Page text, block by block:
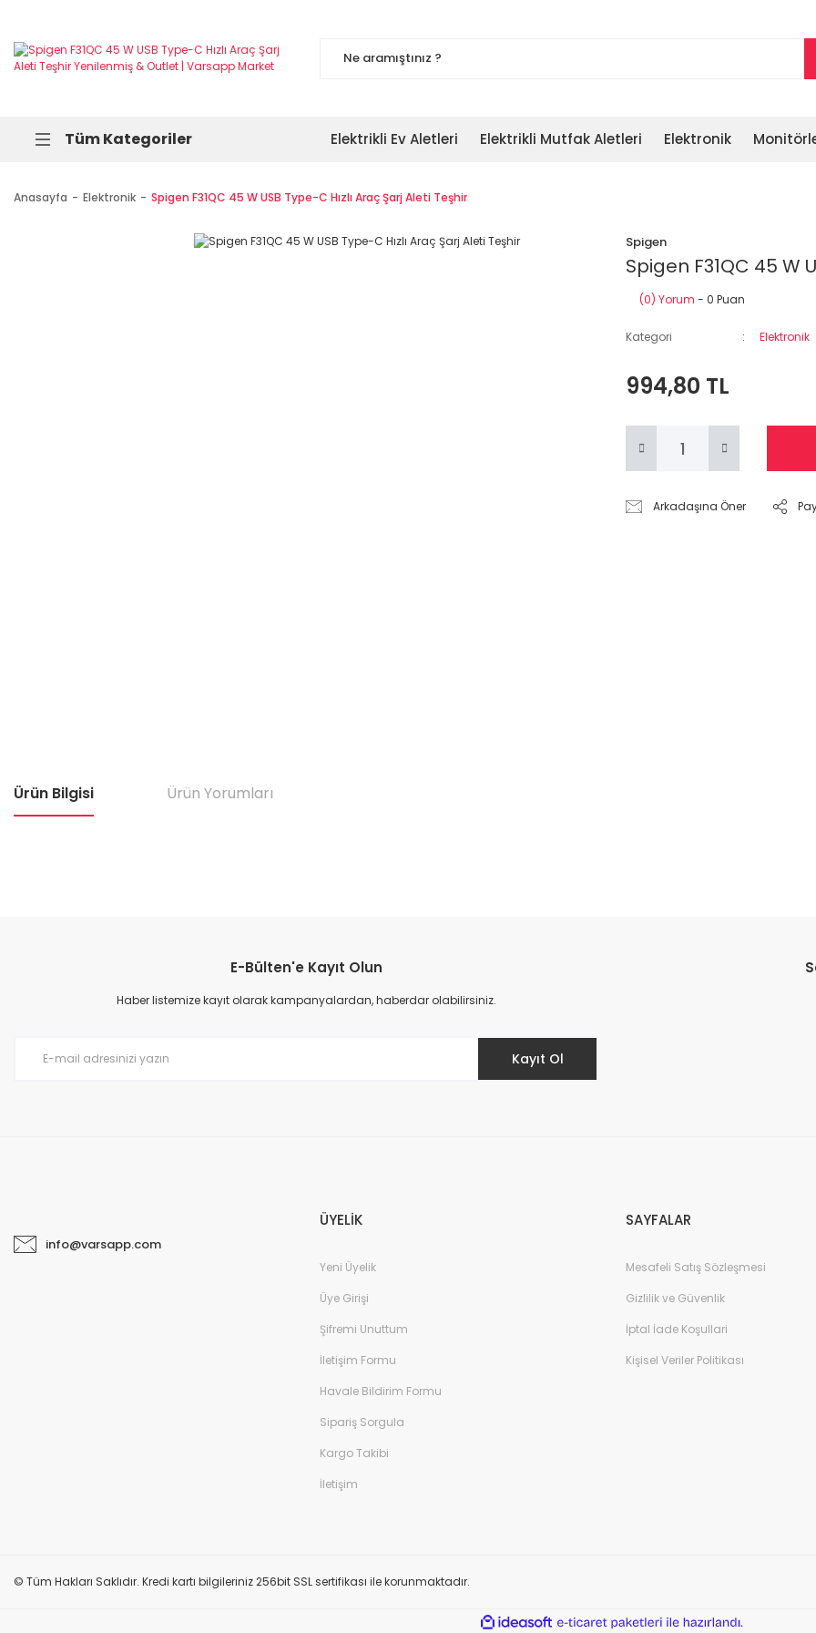
Tüm Kategoriler Elektrikli Ev Aletleri Elektrikli Mutfak Aletleri Elektronik
Anasayfa Elektronik Spigen F31QC 45 W USB Type-C Hızlı Araç Şarj Aleti Teşhir
Spigen
Spigen F31QC 45 W
(0) Yorum - 0 Puan
Kategori Elektronik
994,80 TL
Arkadaşına Öner
Ürün Bilgisi Ürün Yorumları
E-Bülten'e Kayıt Olun
Haber listemize kayıt olarak kampanyalardan, haberdar olabilirsiniz.
Kayıt Ol
info@varsapp.com
ÜYELİK
Yeni Üyelik
Üye Girişi
Şifremi Unuttum
İletişim Formu
Havale Bildirim Formu
Sipariş Sorgula
Kargo Takibi
İletişim
SAYFALAR
Mesafeli Satış Sözleşmesi
Gizlilik ve Güvenlik
İptal İade Koşullari
Kişisel Veriler Politikası
© Tüm Hakları Saklıdır. Kredi kartı bilgileriniz 256bit SSL sertifikası ile korunmaktadır.
ideasoft
e-